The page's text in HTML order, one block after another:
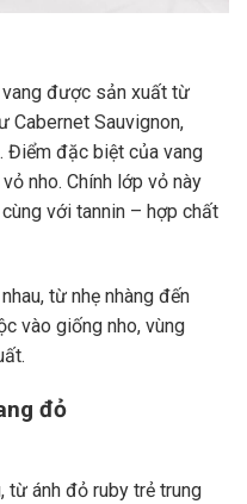
được sản xuất từ
Cabernet Sauvignon,
Điểm đặc biệt của vang
nho. Chính lớp vỏ này
với tannin – hợp chất
từ nhẹ nhàng đến
vào giống nho, vùng
đỏ
từ ánh đỏ ruby trẻ trung